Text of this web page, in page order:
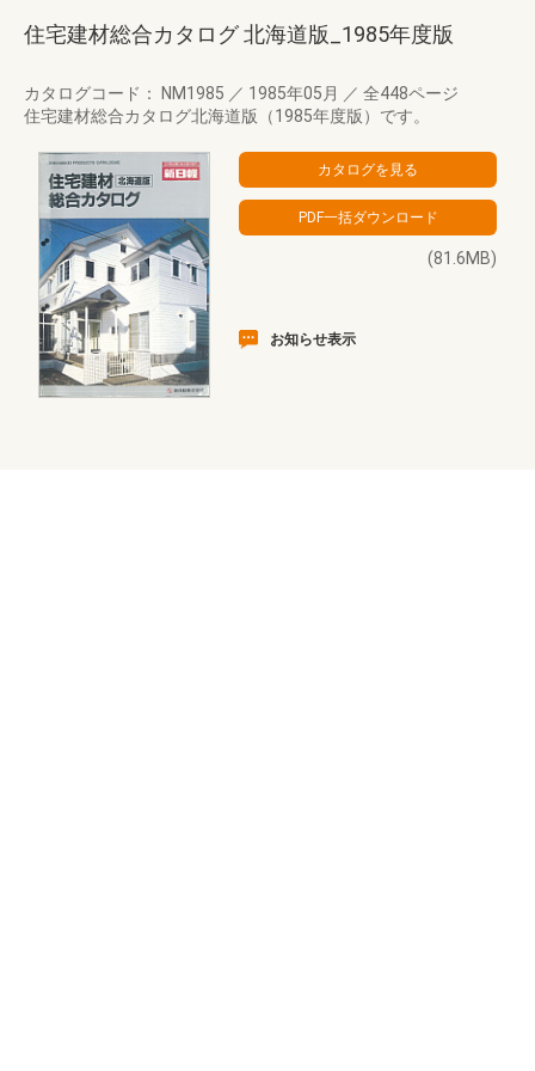
住宅建材総合カタログ 北海道版_1985年度版
カタログコード： NM1985 ／ 1985年05月 ／ 全448ページ
住宅建材総合カタログ北海道版（1985年度版）です。
(81.6MB)
お知らせ表示